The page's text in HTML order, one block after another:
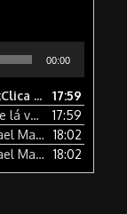
00:00
Porão Online 003 - Programa &quot;Clica que lá vem história&quot;
17:59
Porão Online 003 - Programa "Clica que lá vem história"
17:59
Porão Online 002 - Entrevista com Rafael Mazi, produtor do programa &quot;Com a Boca no Trombolho&quot;
18:02
Porão Online 002 - Entrevista com Rafael Mazi, produtor do programa "Com a Boca no Trombolho"
18:02